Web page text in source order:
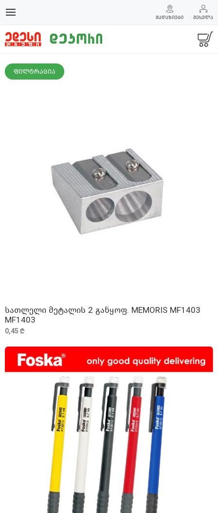
ᲛᲐᲦᲐᲖᲘᲔᲑᲘ ᲨᲔᲡᲕᲚᲐ
ᲤᲘᲚᲢᲠᲐᲪᲘᲐ
ᲓᲐᲛᲐᲢᲔᲑᲐ
სათლელი მეტალის 2 განყოფ. MEMORIS MF1403
MF1403
0,45 ₾